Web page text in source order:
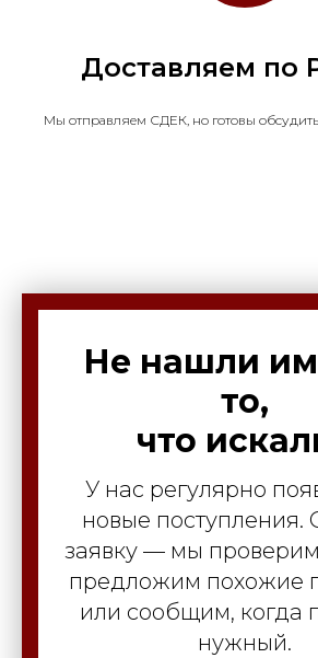
Доставляем по
Мы отправляем СДЕК, но готовы
Не нашли
то,
что
У нас регулярно
новые поступления.
заявку — мы
предложим похожие
или сообщим, когда
нужный.